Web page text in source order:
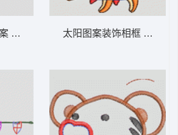
卡通小熊睡觉图案 卡通童装章标贴布 太阳图案装饰